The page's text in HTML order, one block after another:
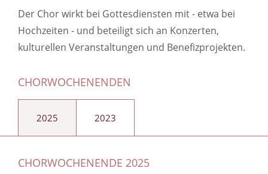
Der Chor wirkt bei Gottesdiensten mit - etwa bei
Hochzeiten - und beteiligt sich an Konzerten,
kulturellen Veranstaltungen und Benefizprojekten.
CHORWOCHENENDEN
2025 2023
CHORWOCHENENDE 2025